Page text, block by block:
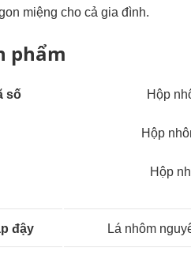
miệng cho cả gia đình.
phẩm
số Hộp
Hộp
Hộp
đậy Lá nhôm